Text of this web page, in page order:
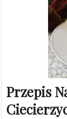
Przepis